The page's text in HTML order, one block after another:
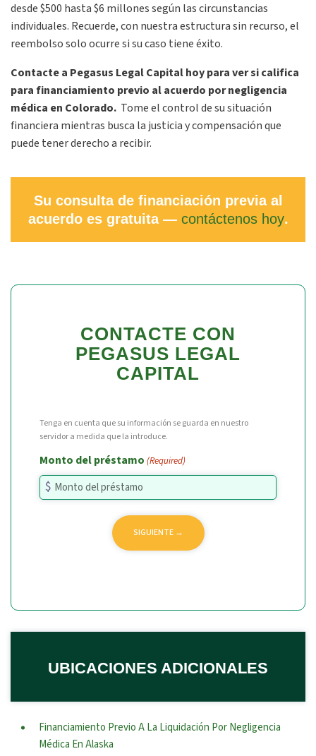
desde $500 hasta $6 millones según las circunstancias
individuales. Recuerde, con nuestra estructura sin recurso, el
reembolso solo ocurre si su caso tiene éxito.
Contacte a Pegasus Legal Capital hoy para ver si califica
para financiamiento previo al acuerdo por negligencia
médica en Colorado. Tome el control de su situación
financiera mientras busca la justicia y compensación que
puede tener derecho a recibir.
Su consulta de financiación previa al
acuerdo es gratuita — contáctenos hoy.
CONTACTE CON
PEGASUS LEGAL
CAPITAL
Tenga en cuenta que su información se guarda en nuestro
servidor a medida que la introduce.
Monto del préstamo (Required)
UBICACIONES ADICIONALES
Financiamiento Previo A La Liquidación Por Negligencia
Médica En Alaska